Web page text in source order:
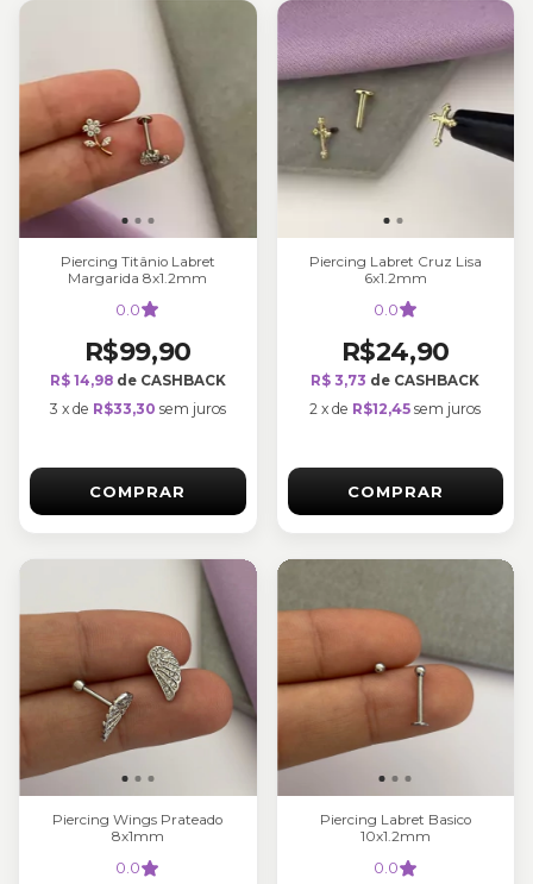
Piercing Titânio Labret
Margarida 8x1.2mm
0.0
R$99,90
R$ 14,98de CASHBACK
3 x de R$33,30 sem juros
COMPRAR
Piercing Labret Cruz Lisa
6x1.2mm
0.0
R$24,90
R$ 3,73 de CASHBACK
2 xde R$12,45 sem juros
COMPRAR
Piercing Wings Prateado
8x1mm
0.0
Piercing Labret Basico
10x1.2mm
0.0